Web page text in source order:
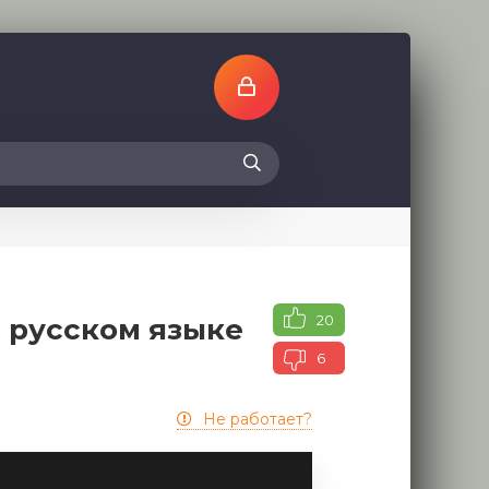
языке 20
6
Не работает?